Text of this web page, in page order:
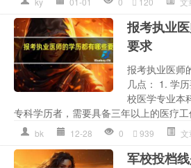
报考执业
要求
报考执业医师
几点： 1. 学
校医学专业本
专科学历者，需要具备三年以上的医疗
bk 12-28 0 939
军校投档